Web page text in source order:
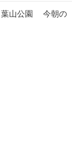
葉山公園 今朝の